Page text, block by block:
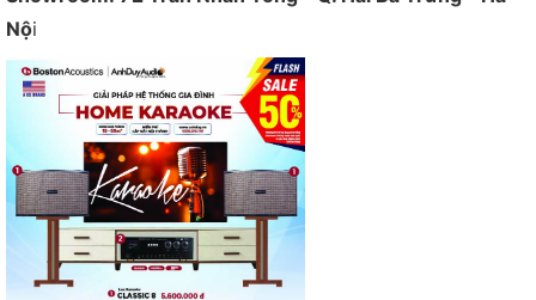
Nội